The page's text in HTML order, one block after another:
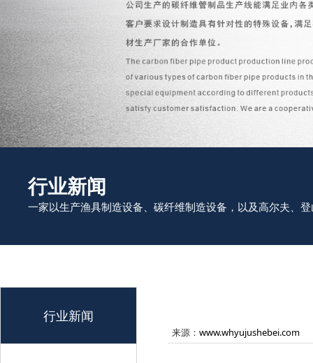
行业新闻
一家以生产渔具制造设备、碳纤维制造设备，以及高尔夫、
行业新闻
来源： www.whyujushebei.com